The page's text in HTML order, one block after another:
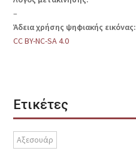
–
Άδεια χρήσης ψηφιακής εικόνας:
CC BY-NC-SA 4.0
Ετικέτες
Αξεσουάρ